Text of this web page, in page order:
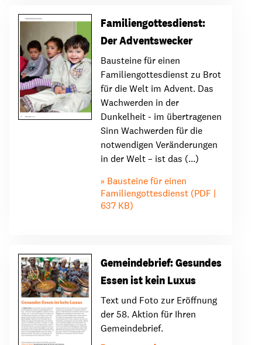
Familiengottesdienst:
Der Adventswecker
Bausteine für einen
Familiengottesdienst zu Brot
für die Welt im Advent. Das
Wachwerden in der
Dunkelheit - im übertragenen
Sinn Wachwerden für die
notwendigen Veränderungen
in der Welt – ist das (...)
Bausteine für einen
Familiengottesdienst (PDF |
637 KB)
Gemeindebrief: Gesundes
Essen ist kein Luxus
Text und Foto zur Eröffnung
der 58. Aktion für Ihren
Gemeindebrief.